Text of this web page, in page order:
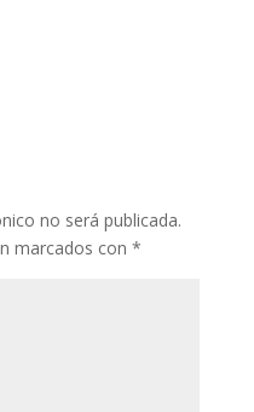
no será publicada.
marcados con *